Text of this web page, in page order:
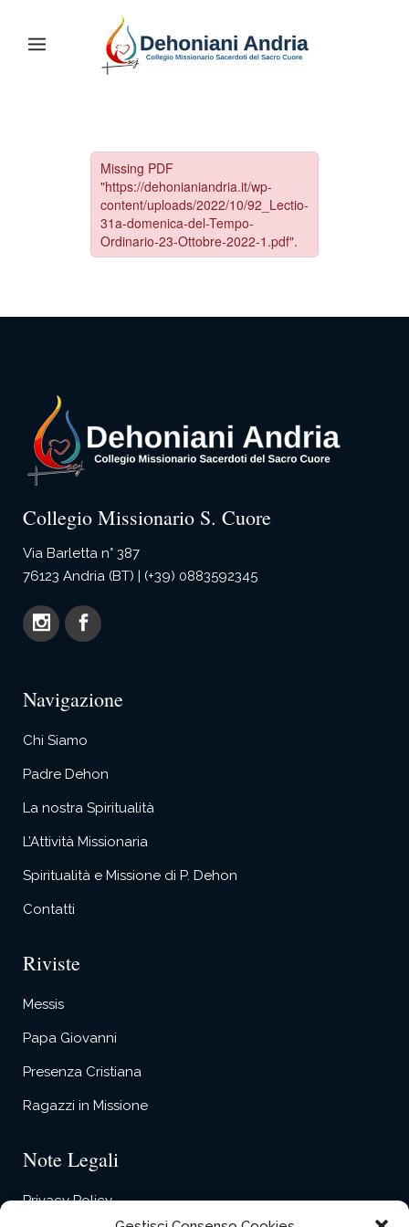
Collegio Missionario S. Cuore
Via Barletta n° 387
76123 Andria (BT) | (+39) 0883592345
Navigazione
Chi Siamo
Padre Dehon
La nostra Spiritualità
L’Attività Missionaria
Spiritualità e Missione di P. Dehon
Contatti
Riviste
Messis
Papa Giovanni
Presenza Cristiana
Ragazzi in Missione
Note Legali
Privacy Policy